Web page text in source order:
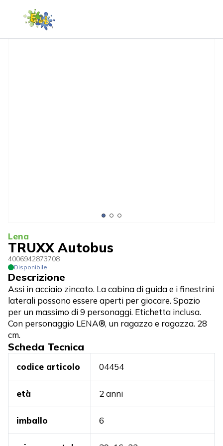
Lena
TRUXX Autobus
4006942873708
Disponibile
Descrizione
Assi in acciaio zincato. La cabina di guida e i finestrini
laterali possono essere aperti per giocare. Spazio
per un massimo di 9 personaggi. Etichetta inclusa.
Con personaggio LENA®, un ragazzo e ragazza. 28
cm.
Scheda Tecnica
codice articolo 04454
età 2 anni
imballo 6